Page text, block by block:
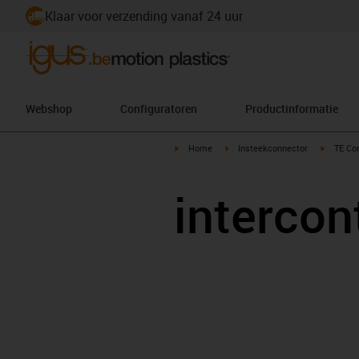
Klaar voor verzending vanaf 24 uur
Webshop Configuratoren Productinformatie
igus-icon-arrow-right
Home igus-icon-arrow-right
Insteekconnector igus-
TE